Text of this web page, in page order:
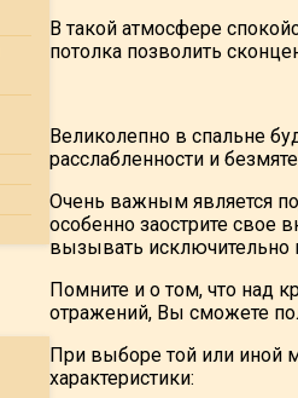
В такой атмосфере
потолка позволить
Великолепно в спальне
расслабленности и
Очень важным является
особенно заострите свое
вызывать исключительно
Помните и о том, что над
отражений, Вы сможете
При выборе той или иной
характеристики: